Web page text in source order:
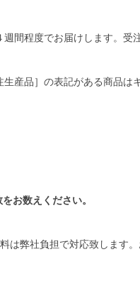
間程度でお届けします。受
産品］の表記がある商品は
お数えください。
弊社負担で対応致します